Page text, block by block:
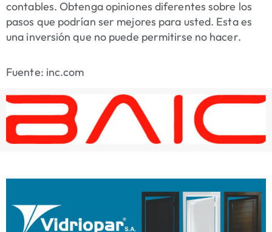
contables. Obtenga opiniones diferentes sobre los
pasos que podrían ser mejores para usted. Esta es
una inversión que no puede permitirse no hacer.
Fuente: inc.com